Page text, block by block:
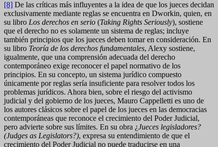
[8] De las críticas más influyentes a la idea de que los jueces decidan
exclusivamente mediante reglas se encuentra en Dworkin, quien, en
su libro Los derechos en serio (Taking Rights Seriously), sostiene
que el derecho no es solamente un sistema de reglas; incluye
también principios que los jueces deben tomar en consideración. En
su libro Teoría de los derechos fundamentales, Alexy sostiene,
igualmente, que una comprensión adecuada del derecho
contemporáneo exige reconocer el papel normativo de los
principios. En su concepto, un sistema jurídico compuesto
únicamente por reglas sería insuficiente para resolver todos los
problemas jurídicos. Ahora bien, sobre el riesgo del activismo
judicial y del gobierno de los jueces, Mauro Cappelletti es uno de
los autores clásicos sobre el papel de los jueces en las democracias
contemporáneas que reconoce el crecimiento del Poder Judicial,
pero advierte sobre sus límites. En su obra ¿Jueces legisladores?
(Judges as Legislators?), expresa su entendimiento de que el
crecimiento del Poder Judicial no puede traducirse en una